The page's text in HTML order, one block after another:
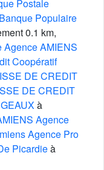
Postale
Banque Populaire
0.1 km,
Agence AMIENS
Coopératif
DE CREDIT
DE CREDIT
à
Agence
Agence Pro
Picardieà